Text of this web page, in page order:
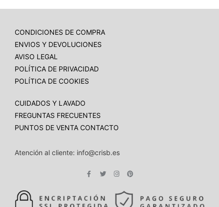
CONDICIONES DE COMPRA
ENVIOS Y DEVOLUCIONES
AVISO LEGAL
POLÍTICA DE PRIVACIDAD
POLÍTICA DE COOKIES
CUIDADOS Y LAVADO
FREGUNTAS FRECUENTES
PUNTOS DE VENTA CONTACTO
Atención al cliente: info@crisb.es